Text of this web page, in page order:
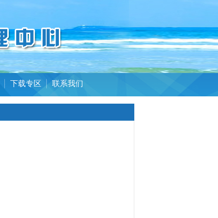
下载专区 联系我们